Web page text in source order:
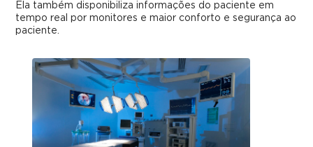
Ela também disponibiliza informações do paciente em
tempo real por monitores e maior conforto e segurança ao
paciente.